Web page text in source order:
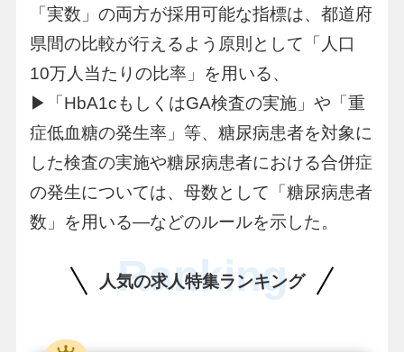
「実数」の両方が採用可能な指標は、都道府
県間の比較が行えるよう原則として「人口
10万人当たりの比率」を用いる、
▶「HbA1cもしくはGA検査の実施」や「重
症低血糖の発生率」等、糖尿病患者を対象に
した検査の実施や糖尿病患者における合併症
の発生については、母数として「糖尿病患者
数」を用いる―などのルールを示した。
人気の求人特集ランキング
Ranking